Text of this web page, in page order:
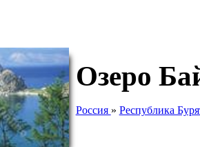
Озеро
Россия » Республика